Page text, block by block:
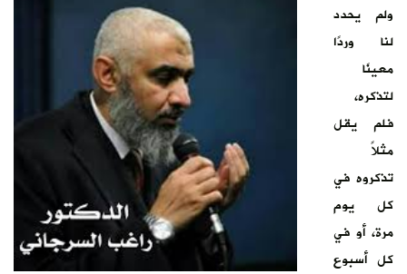
ولم يحدد
لنا وردًا
معينًا
لتذكره،
فلم يقل
مثلاً
تذكروه في
كل يوم
مرة، أو في
كل أسبوع